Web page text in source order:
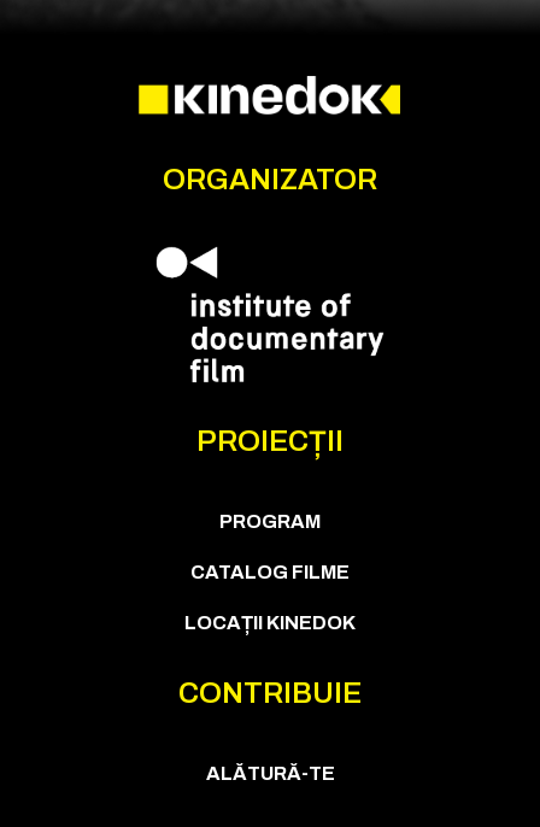
ORGANIZATOR
PROIECȚII
PROGRAM
CATALOG FILME
LOCAȚII KINEDOK
CONTRIBUIE
ALĂTURĂ-TE